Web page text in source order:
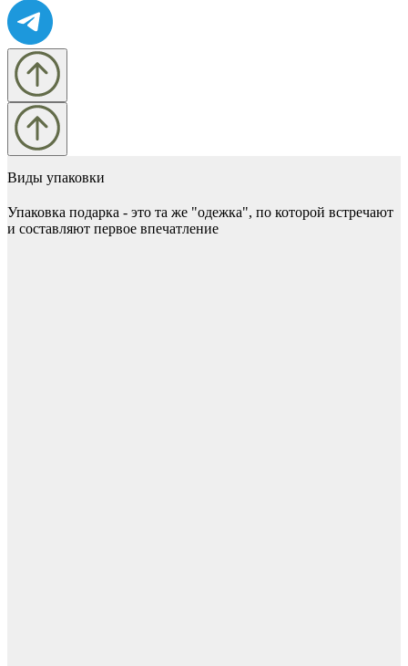
Виды упаковки
Упаковка подарка - это та же "одежка", по которой встречают
и составляют первое впечатление